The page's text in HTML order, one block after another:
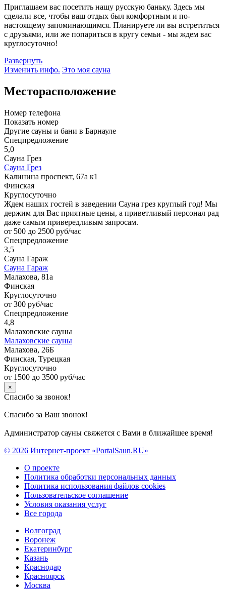
Приглашаем вас посетить нашу русскую баньку. Здесь мы
сделали все, чтобы ваш отдых был комфортным и по-
настоящему запоминающимся. Планируете ли вы встретиться
с друзьями, или же попариться в кругу семьи - мы ждем вас
круглосуточно!
Развернуть
Изменить инфо. Это моя сауна
Месторасположение
Номер телефона
Показать номер
Другие сауны и бани в Барнауле
Спецпредложение
5,0
Сауна Грез
Сауна Грез
Калинина проспект, 67а к1
Финская
Круглосуточно
Ждем наших гостей в заведении Сауна грез круглый год! Мы
держим для Вас приятные цены, а приветливый персонал рад
даже самым привередливым запросам.
от 500 до 2500 руб/час
Спецпредложение
3,5
Сауна Гараж
Сауна Гараж
Малахова, 81а
Финская
Круглосуточно
от 300 руб/час
Спецпредложение
4,8
Малаховские сауны
Малаховские сауны
Малахова, 26Б
Финская, Турецкая
Круглосуточно
от 1500 до 3500 руб/час
×
Спасибо за звонок!
Спасибо за Ваш звонок!
Администратор сауны свяжется с Вами в ближайшее время!
© 2026 Интернет-проект «PortalSaun.RU»
О проекте
Политика обработки персональных данных
Политика использования файлов cookies
Пользовательское соглашение
Условия оказания услуг
Все города
Волгоград
Воронеж
Екатеринбург
Казань
Краснодар
Красноярск
Москва